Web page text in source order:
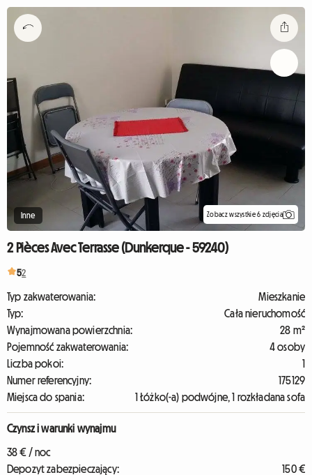
Inne Zobacz wszystkie 6 zdjęcia
2 Pièces Avec Terrasse (Dunkerque - 59240)
52
Typ zakwaterowania:
Mieszkanie
Typ:
Cała nieruchomość
Wynajmowana powierzchnia:
28 m²
Pojemność zakwaterowania:
4 osoby
Liczba pokoi:
1
Numer referencyjny:
175129
Miejsca do spania:
1 Łóżko(-a) podwójne, 1 rozkładana sofa
Czynsz i warunki wynajmu
38 € / noc
Depozyt zabezpieczający:
150 €